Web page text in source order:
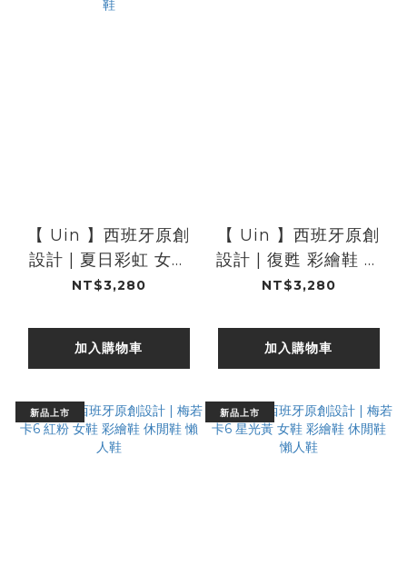
【 Uin 】西班牙原創
設計 | 夏日彩虹 女鞋
彩繪鞋 休閒鞋 懶人鞋
NT$3,280
加入購物車
【 Uin 】西班牙原創
設計 | 復甦 彩繪鞋 休
閒鞋 女鞋 懶人鞋
NT$3,280
加入購物車
新品上市 新品上市